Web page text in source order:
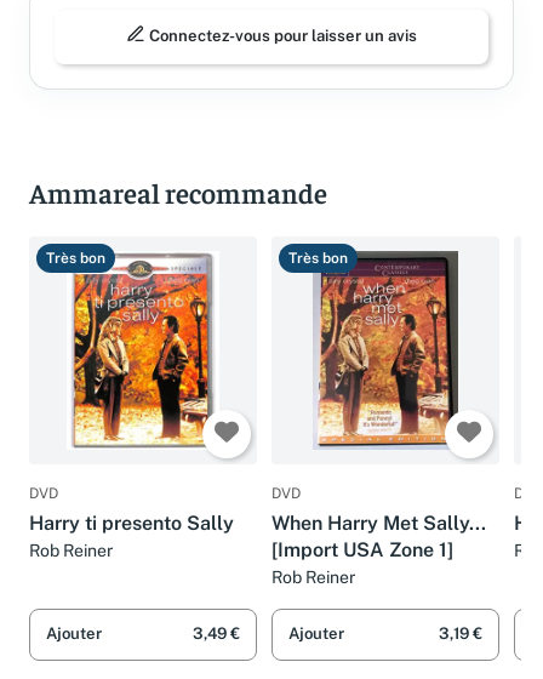
Connectez-vous pour laisser un avis
Ammareal recommande
Très bon
DVD
Harry ti presento Sally
Rob Reiner
Ajouter 3,49 €
Très bon
DVD
When Harry Met Sally...
[Import USA Zone 1]
Rob Reiner
Ajouter 3,19 €
DVD